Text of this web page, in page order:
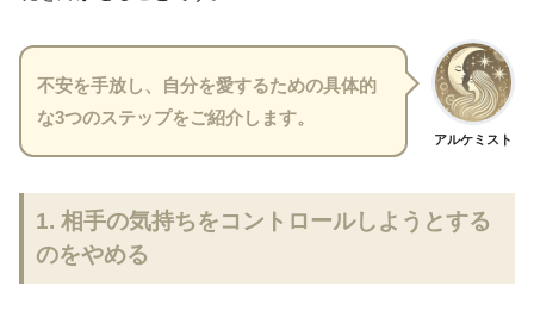
アルケミスト
不安を手放し、自分を愛するための具体的
な3つのステップをご紹介します。
1. 相手の気持ちをコントロールしようとする
のをやめる